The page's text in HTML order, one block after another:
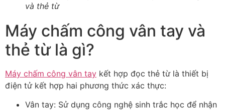
và thẻ từ
Máy chấm công vân tay và
thẻ từ là gì?
Máy chấm công vân tay kết hợp đọc thẻ từ là thiết bị
điện tử kết hợp hai phương thức xác thực:
Vân tay: Sử dụng công nghệ sinh trắc học để nhận